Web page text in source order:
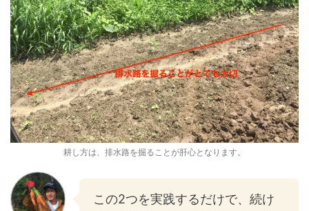
耕し方は、排水路を掘ることが肝心となります。
この2つを実践するだけで、続け